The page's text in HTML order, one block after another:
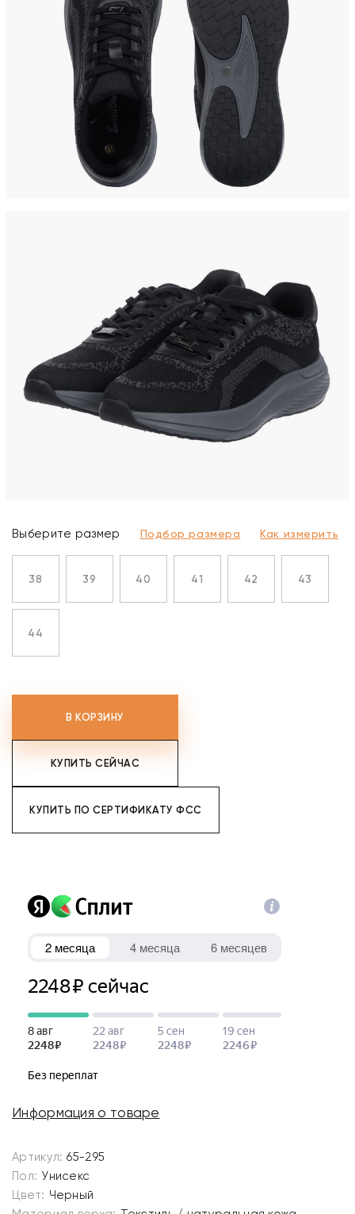
Выберите размер Подбор размера Как измерить
38 39 40 41 42 43
44
В КОРЗИНУ
КУПИТЬ СЕЙЧАС
КУПИТЬ ПО СЕРТИФИКАТУ ФСС
Информация о товаре
Артикул: 65-295
Пол: Унисекс
Цвет: Черный